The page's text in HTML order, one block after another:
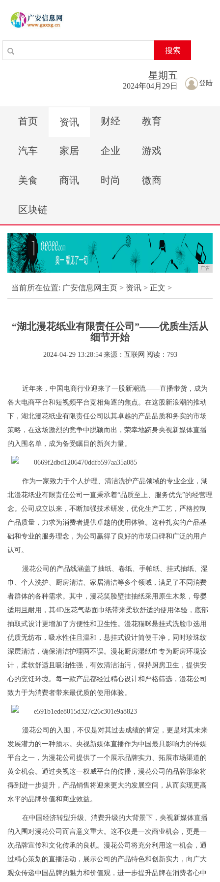
搜索
登陆
星期五
2024年04月29日
首页 资讯 财经 教育
汽车 家居 企业 游戏
美食 商讯 时尚 微商
区块链
广告
当前所在位置: 广安信息网主页 > 资讯 > 正文 >
“湖北漫花纸业有限责任公司”——优质生活从
细节开始
2024-04-29 13:28:54 来源：互联网 阅读：793
近年来，中国电商行业迎来了一股新潮流——直播带货，成为
各大电商平台和短视频平台竞相角逐的焦点。在这股新浪潮的推动
下，湖北漫花纸业有限责任公司以其卓越的产品品质和务实的市场
策略，在这场激烈的竞争中脱颖而出，荣幸地跻身央视新媒体直播
的入围名单，成为备受瞩目的新兴力量。
作为一家致力于个人护理、清洁洗护产品领域的专业企业，湖
北漫花纸业有限责任公司一直秉承着“品质至上、服务优先”的经营理
念。公司成立以来，不断加强技术研发，优化生产工艺，严格控制
产品质量，力求为消费者提供卓越的使用体验。这种扎实的产品基
础和专业的服务理念，为公司赢得了良好的市场口碑和广泛的用户
认可。
漫花公司的产品线涵盖了抽纸、卷纸、手帕纸、挂式抽纸、湿
巾、个人洗护、厨房清洁、家居清洁等多个领域，满足了不同消费
者群体的各种需求。其中，漫花笑脸壁挂抽纸采用原生木浆，母婴
适用且耐用，其4D压花气垫面巾纸带来柔软舒适的使用体验，底部
抽取式设计更增加了方便性和卫生性。漫花猫咪悬挂式洗脸巾选用
优质无纺布，吸水性佳且温和，悬挂式设计简便干净，同时珍珠纹
深层清洁，确保清洁护理两不误。漫花厨房湿纸巾专为厨房环境设
计，柔软舒适且吸油性强，有效清洁油污，保持厨房卫生，提供安
心的烹饪环境。每一款产品都经过精心设计和严格筛选，漫花公司
致力于为消费者带来最优质的使用体验。
漫花公司的入围，不仅是对其过去成绩的肯定，更是对其未来
发展潜力的一种预示。央视新媒体直播作为中国最具影响力的传媒
平台之一，为漫花公司提供了一个展示品牌实力、拓展市场渠道的
黄金机会。通过央视这一权威平台的传播，漫花公司的品牌形象将
得到进一步提升，产品销售将迎来更大的发展空间，从而实现更高
水平的品牌价值和商业效益。
在中国经济转型升级、消费升级的大背景下，央视新媒体直播
的入围对漫花公司而言意义重大。这不仅是一次商业机会，更是一
次品牌宣传和文化传承的良机。漫花公司将充分利用这一机会，通
过精心策划的直播活动，展示公司的产品特色和创新实力，向广大
观众传递中国品牌的魅力和价值观，进一步提升品牌在消费者心中